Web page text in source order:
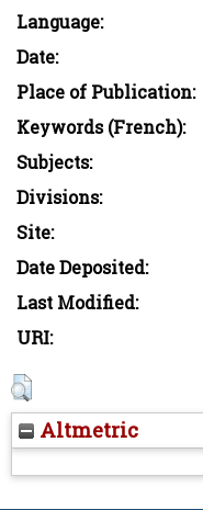
Language:
Date:
Place of Publication:
Keywords (French):
Subjects:
Divisions:
Site:
Date Deposited:
Last Modified:
URI:
Altmetric